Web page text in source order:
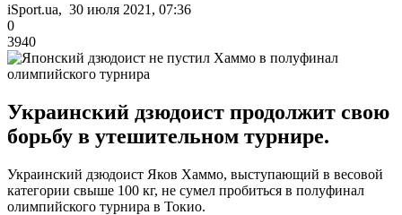
iSport.ua, 30 июля 2021, 07:36
0
3940
Украинский дзюдоист продолжит свою
борьбу в утешительном турнире.
Украинский дзюдоист Яков Хаммо, выступающий в весовой
категории свыше 100 кг, не сумел пробиться в полуфинал
олимпийского турнира в Токио.